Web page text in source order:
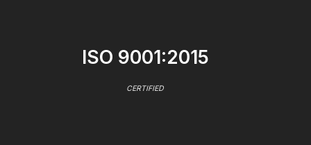
ISO 9001:2015
CERTIFIED